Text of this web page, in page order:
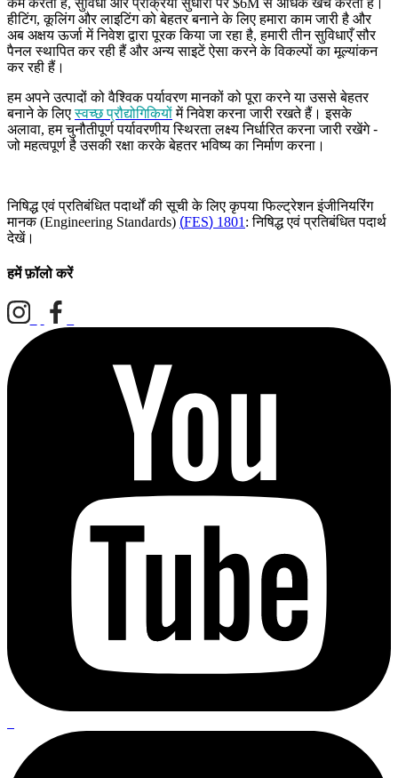
कम करती हैं, सुविधा और प्रक्रिया सुधारों पर $6M से अधिक खर्च करती हैं।
हीटिंग,कूलिंग और लाइटिंग को बेहतर बनाने के लिए हमारा काम जारी है और
अब अक्षय ऊर्जा में निवेश द्वारा पूरक किया जा रहा है,हमारी तीन सुविधाएँ सौर
पैनल स्थापित कर रही हैं और अन्य साइटें ऐसा करने के विकल्पों का मूल्यांकन
कर रही हैं।
हम अपने उत्पादों को वैश्विक पर्यावरण मानकों को पूरा करने या उससे बेहतर
बनाने के लिएस्वच्छ प्रौद्योगिकियों में निवेश करना जारी रखते हैं। इसके
अलावा,हम चुनौतीपूर्ण पर्यावरणीय स्थिरता लक्ष्य निर्धारित करना जारी रखेंगे -
जो महत्वपूर्ण है उसकी रक्षा करके बेहतर भविष्य का निर्माण करना।
निषिद्ध एवं प्रतिबंधित पदार्थों की सूची के लिए कृपया फिल्ट्रेशन इंजीनियरिंग
मानक(Engineering Standards) (FES) 1801:निषिद्ध एवं प्रतिबंधित पदार्थ
देखें।
हमें फ़ॉलो करें